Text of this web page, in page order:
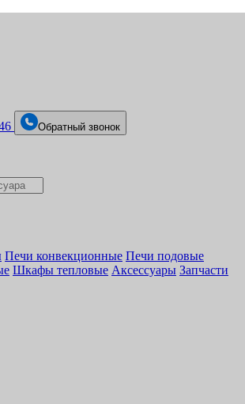
Обратный звонок
Печи конвекционные Печи подовые
Шкафы тепловые Аксессуары Запчасти